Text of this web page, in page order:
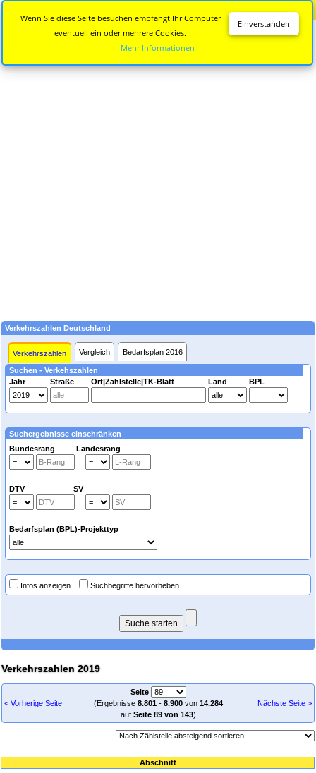
Verkehrszahlen Deutschland
Verkehrszahlen Vergleich Bedarfsplan 2016
Suchen - Verkehszahlen
Jahr
Straße Ort|Zählstelle|TK-Blatt Land BPL
Suchergebnisse einschränken
Bundesrang Landesrang
|
DTV SV
|
Bedarfsplan (BPL)-Projekttyp
Infos anzeigen Suchbegriffe hervorheben
Verkehrszahlen 2019
< Vorherige Seite
Seite
(Ergebnisse 8.801- 8.900von 14.284
auf Seite 89 von 143)
Nächste Seite >
Abschnitt
Einverstanden
Wenn Sie diese Seite besuchen empfängt Ihr Computer
eventuell ein oder mehrere Cookies.
Mehr Informationen